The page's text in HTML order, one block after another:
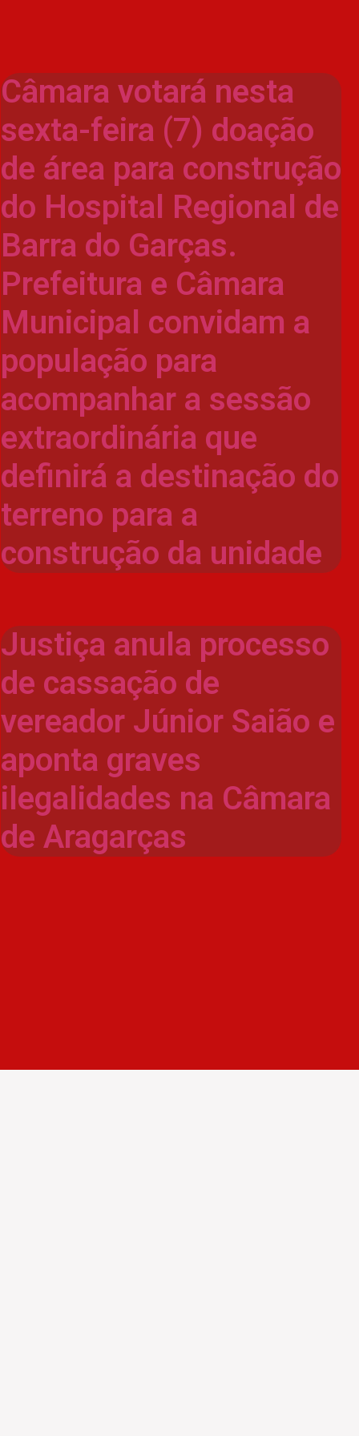
Câmara votará nesta
sexta-feira (7) doação
de área para construção
do Hospital Regional de
Barra do Garças.
Prefeitura e Câmara
Municipal convidam a
população para
acompanhar a sessão
extraordinária que
definirá a destinação do
terreno para a
construção da unidade
Justiça anula processo
de cassação de
vereador Júnior Saião e
aponta graves
ilegalidades na Câmara
de Aragarças